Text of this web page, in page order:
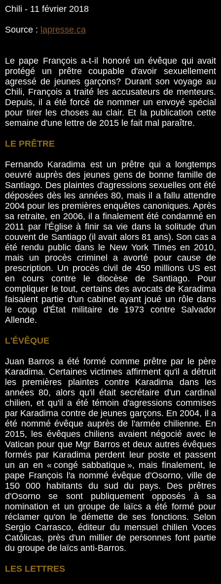
Chili - 11 février 2018
Source : lapresse.ca
Le pape François a-t-il honoré un évêque qui avait
protégé un prêtre coupable d'avoir sexuellement
agressé de jeunes garçons? Durant son voyage au
Chili, François a traité les accusateurs de menteurs.
Depuis, il a été forcé de nommer un envoyé spécial
pour tirer les choses au clair. Et la publication cette
semaine d'une lettre de 2015 le fait mal paraître.
LE PRÊTRE
Fernando Karadima est un prêtre qui a longtemps
oeuvré auprès des jeunes gens de bonne famille de
Santiago. Des plaintes d'agressions sexuelles ont été
déposées dès les années 80, mais il a fallu attendre
2004 pour les premières enquêtes canoniques. Après
sa retraite, en 2006, il a finalement été condamné en
2011 par l'Église à finir sa vie dans la solitude d'un
couvent de Santiago (il avait alors 81 ans). Son cas a
été rendu public dans le New York Times en 2010,
mais un procès criminel a avorté pour cause de
prescription. Un procès civil de 450 millions US est
en cours contre le diocèse de Santiago. Pour
compliquer le tout, certains des avocats de Karadima
faisaient partie d'un cabinet ayant joué un rôle dans
le coup d'État militaire de 1973 contre Salvador
Allende.
L'ÉVÊQUE
Juan Barros a été formé comme prêtre par le père
Karadima. Certaines victimes affirment qu'il a détruit
les premières plaintes contre Karadima dans les
années 80, alors qu'il était secrétaire d'un cardinal
chilien, et qu'il a été témoin d'agressions commises
par Karadima contre de jeunes garçons. En 2004, il a
été nommé évêque auprès de l'armée chilienne. En
2015, les évêques chiliens avaient négocié avec le
Vatican pour que Mgr Barros et deux autres évêques
formés par Karadima perdent leur poste et passent
un an en « congé sabbatique », mais finalement, le
pape François l'a nommé évêque d'Osorno, ville de
150 000 habitants du sud du pays. Des prêtres
d'Osorno se sont publiquement opposés à sa
nomination et un groupe de laïcs a été formé pour
réclamer qu'on le démette de ses fonctions. Selon
Sergio Carrasco, éditeur du mensuel chilien Voces
Católicas, près d'un millier de personnes font partie
du groupe de laïcs anti-Barros.
LES LETTRES